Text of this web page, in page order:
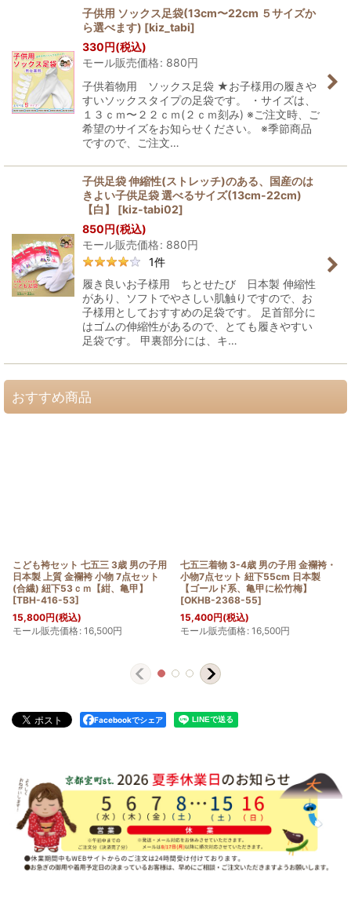
子供用 ソックス足袋(13cm〜22cm ５サイズか
ら選べます) [kiz_tabi]
330円(税込)
モール販売価格: 880円
子供着物用 ソックス足袋 ★お子様用の履きや
すいソックスタイプの足袋です。 ・サイズは、
１３ｃｍ〜２２ｃｍ(２ｃｍ刻み) ※ご注文時、ご
希望のサイズをお知らせください。 ※季節商品
ですので、ご注文…
子供足袋 伸縮性(ストレッチ)のある、国産のは
きよい子供足袋 選べるサイズ(13cm-22cm)
【白】
[kiz-tabi02]
850円(税込)
モール販売価格: 880円
1件
履き良いお子様用 ちとせたび 日本製 伸縮性
があり、ソフトでやさしい肌触りですので、お
子様用としておすすめの足袋です。 足首部分に
はゴムの伸縮性があるので、とても履きやすい
足袋です。 甲裏部分には、キ…
おすすめ商品
こども袴セット 七五三 3歳 男の子用
日本製 上質 金襴袴 小物 7点セット
(合繊) 紐下53ｃｍ【紺、亀甲】
[TBH-416-53]
15,800円(税込)
モール販売価格: 16,500円
七五三着物 3-4歳 男の子用 金襴袴・
小物7点セット 紐下55cm 日本製
【ゴールド系、亀甲に松竹梅】
[OKHB-2368-55]
15,400円(税込)
モール販売価格: 16,500円
Facebookでシェア